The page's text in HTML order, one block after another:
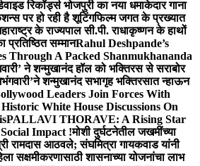
रिकॉर्ड्स भोजपुरी का नया धमाकेदार गाना
पर हो रही है शूटिंगफिल्म जगत के प्रख्यात
के राज्यपाल सी.पी. राधाकृष्णन के हाथों
प्रतिष्ठित सम्मानRahul Deshpande’s
Through A Packed Shanmukhananda
ने शन्मुखानंद हॉल को भक्तिरस से सराबोर
शन्मुखानंद सभागृह भक्तिरसात न्हाऊन
Leaders Join Forces With
White House Discussions On
PALLAVI THORAVE: A Rising Star
Impact !मोशी दुर्घटनेतील जखमींच्या
रामदास आठवले; संघमित्रा गायकवाड यांनी
सक्षमीकरणासाठी शासनाच्या योजनांचा लाभ